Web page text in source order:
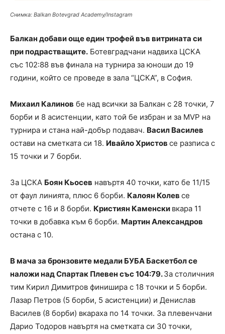
Снимка: Balkan Botevgrad Academy/Instagram
Балкан добави още един трофей във витрината си
при подрастващите. Ботевградчани надвиха ЦСКА
със 102:88 във финала на турнира за юноши до 19
години, който се проведе в зала “ЦСКА”, в София.
Михаил Калинов бе над всички за Балкан с 28 точки, 7
борби и 8 асистенции, като той бе избран и за MVP на
турнира и стана най-добър подавач. Васил Василев
остави на сметката си 18. Ивайло Христов се разписа с
15 точки и 7 борби.
За ЦСКА Боян Кьосев навъртя 40 точки, като бе 11/15
от фаул линията, плюс 6 борби. Калоян Колев се
отчете с 16 и 8 борби. Кристиян Каменски вкара 11
точки в добавка към 6 борби. Мартин Александров
остана с 10.
В мача за бронзовите медали БУБА Баскетбол се
наложи над Спартак Плевен със 104:79.За столичния
тим Кирил Димитров финишира с 18 точки и 5 борби.
Лазар Петров (5 борби, 5 асистенции) и Денислав
Василев (8 борби) вкараха по 14 точки. За плевенчани
Дарио Тодоров навъртя на сметката си 30 точки,